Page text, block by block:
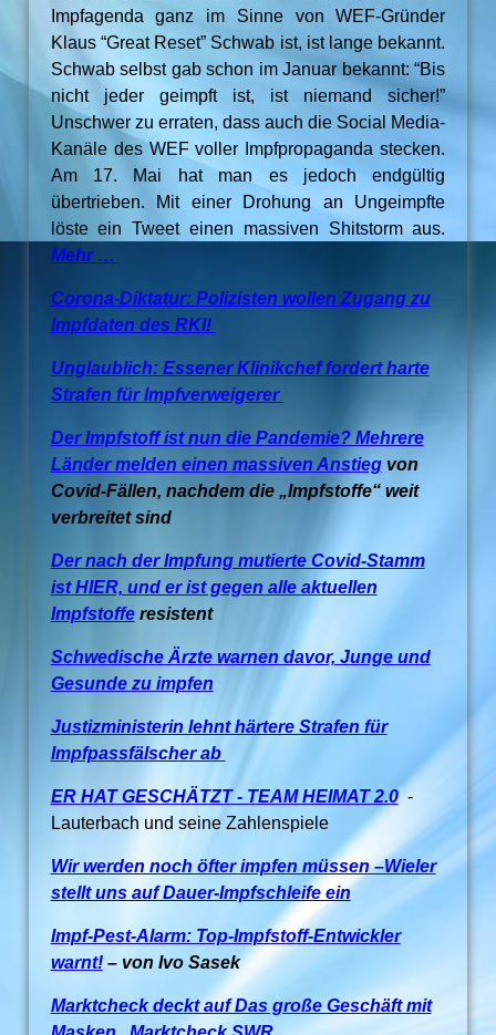
Impfagenda ganz im Sinne von WEF-Gründer
Klaus “Great Reset” Schwab ist, ist lange bekannt.
Schwab selbst gab schon im Januar bekannt: “Bis
nicht jeder geimpft ist, ist niemand sicher!”
Unschwer zu erraten, dass auch die Social Media-
Kanäle des WEF voller Impfpropaganda stecken.
Am 17. Mai hat man es jedoch endgültig
übertrieben. Mit einer Drohung an Ungeimpfte
löste ein Tweet einen massiven Shitstorm aus.
Mehr …
Corona-Diktatur: Polizisten wollen Zugang zu
Impfdaten des RKI!
Unglaublich: Essener Klinikchef fordert harte
Strafen für Impfverweigerer
Der Impfstoff ist nun die Pandemie? Mehrere
Länder melden einen massiven Anstiegvon
Covid-Fällen, nachdem die „Impfstoffe“ weit
verbreitet sind
Der nach der Impfung mutierte Covid-Stamm
ist HIER, und er ist gegen alle aktuellen
Impfstofferesistent
Schwedische Ärzte warnen davor, Junge und
Gesunde zu impfen
Justizministerin lehnt härtere Strafen für
Impfpassfälscher ab
ER HAT GESCHÄTZT - TEAM HEIMAT 2.0 -
Lauterbach und seine Zahlenspiele
Wir werden noch öfter impfen müssen –Wieler
stellt uns auf Dauer-Impfschleife ein
Impf-Pest-Alarm: Top-Impfstoff-Entwickler
warnt!– von Ivo Sasek
Marktcheck deckt auf Das große Geschäft mit